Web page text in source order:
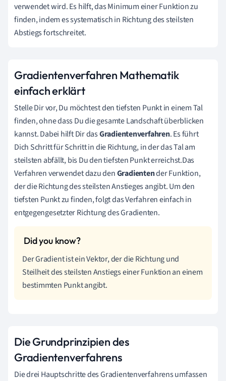
verwendet wird. Es hilft, das Minimum einer Funktion zu
finden, indem es systematisch in Richtung des steilsten
Abstiegs fortschreitet.
Gradientenverfahren Mathematik
einfach erklärt
Stelle Dir vor, Du möchtest den tiefsten Punkt in einem Tal
finden, ohne dass Du die gesamte Landschaft überblicken
kannst. Dabei hilft Dir dasGradientenverfahren. Es führt
Dich Schritt für Schritt in die Richtung, in der das Tal am
steilsten abfällt, bis Du den tiefsten Punkt erreichst.Das
Verfahren verwendet dazu denGradientender Funktion,
der die Richtung des steilsten Anstieges angibt. Um den
tiefsten Punkt zu finden, folgt das Verfahren einfach in
entgegengesetzter Richtung des Gradienten.
Der Gradient ist ein Vektor, der die Richtung und
Steilheit des steilsten Anstiegs einer Funktion an einem
bestimmten Punkt angibt.
Die Grundprinzipien des
Gradientenverfahrens
Die drei Hauptschritte des Gradientenverfahrens umfassen